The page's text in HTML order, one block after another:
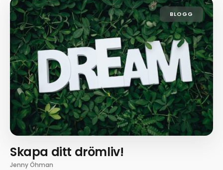
BLOGG
Skapa ditt drömliv!
Jenny Öhman